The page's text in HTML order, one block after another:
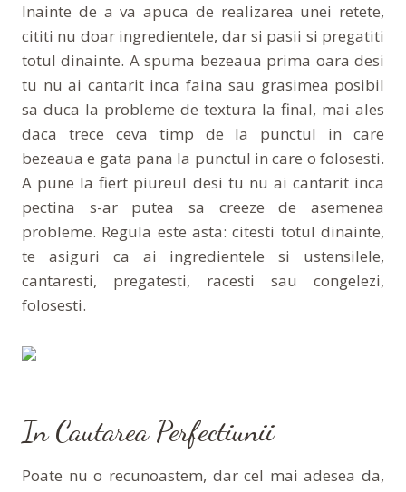
Inainte de a va apuca de realizarea unei retete,
cititi nu doar ingredientele, dar si pasii si pregatiti
totul dinainte. A spuma bezeaua prima oara desi
tu nu ai cantarit inca faina sau grasimea posibil
sa duca la probleme de textura la final, mai ales
daca trece ceva timp de la punctul in care
bezeaua e gata pana la punctul in care o folosesti.
A pune la fiert piureul desi tu nu ai cantarit inca
pectina s-ar putea sa creeze de asemenea
probleme. Regula este asta: citesti totul dinainte,
te asiguri ca ai ingredientele si ustensilele,
cantaresti, pregatesti, racesti sau congelezi,
folosesti.
In Cautarea Perfectiunii
Poate nu o recunoastem, dar cel mai adesea da,